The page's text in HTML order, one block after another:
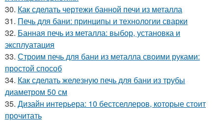
30. Как сделать чертежи банной печи из металла
31. Печь для бани: принципы и технологии сварки
32. Банная печь из металла: выбор, установка и
эксплуатация
33. Строим печь для бани из металла своими руками:
простой способ
34. Как сделать железную печь для бани из трубы
диаметром 50 см
35. Дизайн интерьера: 10 бестселлеров, которые стоит
прочитать